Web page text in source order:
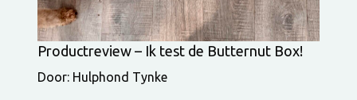
Productreview – Ik test de Butternut Box!
Door: Hulphond Tynke